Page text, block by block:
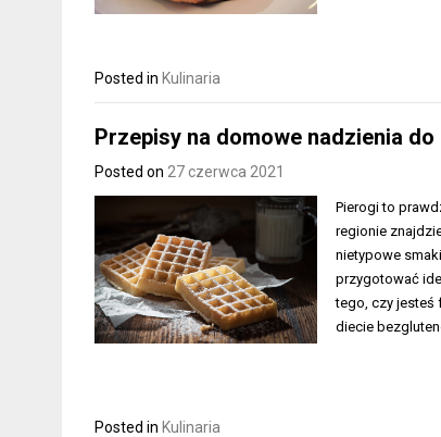
Posted in Kulinaria
Przepisy na domowe nadzienia
Posted on 27 czerwca 2021
Pierogi to
regionie
nietypowe
przygotować
tego, czy jesteś
diecie
Posted in Kulinaria